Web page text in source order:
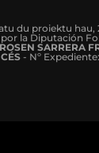
du proiektu
la Diputación
SARRERA
- Nº